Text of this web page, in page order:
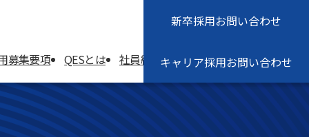
会社概要 お知らせ
募集要項 QESとは 社員紹介 働く環境 よくある質問
新卒採用お問い合わせ
キャリア採用お問い合わせ